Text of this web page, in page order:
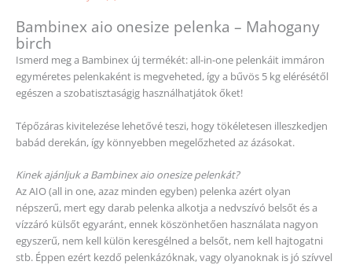
Bambinex aio onesize pelenka – Mahogany
birch
Ismerd meg a Bambinex új termékét: all-in-one pelenkáit immáron
egyméretes pelenkaként is megveheted, így a bűvös 5 kg elérésétől
egészen a szobatisztaságig használhatjátok őket!
Tépőzáras kivitelezése lehetővé teszi, hogy tökéletesen illeszkedjen
babád derekán, így könnyebben megelőzheted az ázásokat.
Kinek ajánljuk a Bambinex aio onesize pelenkát?
Az AIO (all in one, azaz minden egyben) pelenka azért olyan
népszerű, mert egy darab pelenka alkotja a nedvszívó belsőt és a
vízzáró külsőt egyaránt, ennek köszönhetően használata nagyon
egyszerű, nem kell külön keresgélned a belsőt, nem kell hajtogatni
stb. Éppen ezért kezdő pelenkázóknak, vagy olyanoknak is jó szívvel